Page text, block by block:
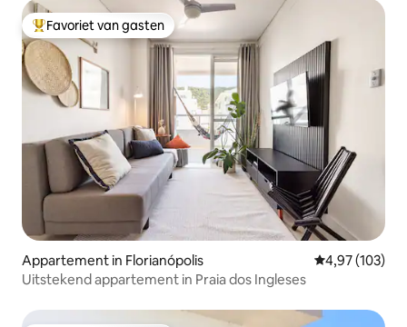
Topfavoriet van gasten
Favoriet van gasten
Appartement in Florianópolis Gemiddelde
4,97 (103)
Uitstekend appartement in Praia dos Ingleses